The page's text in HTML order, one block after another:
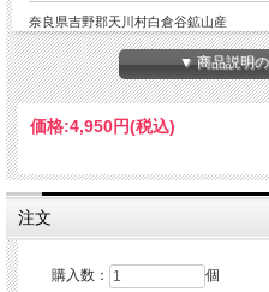
奈良県吉野郡天川村白倉谷鉱山産
グレードなど
名称など
奈良県天川村からパワフルなレインボ
もともとガーネットが採掘される地と
テリアスな地」として知られています。
▼ 商品説明
価格:4,950円(税込)
注文
購入数： 個